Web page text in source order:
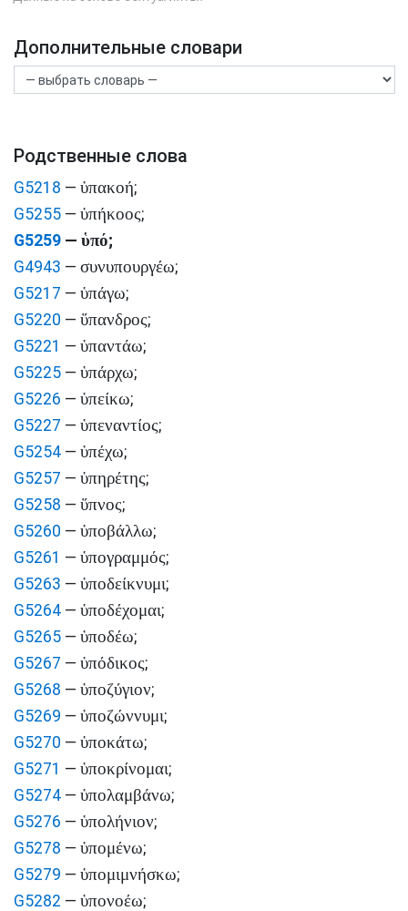
Дополнительные словари
Родственные слова
G5218 — ὑπακοή;
G5255 — ὑπήκοος;
G5259 — ὑπό;
G4943 — συνυπουργέω;
G5217 — ὑπάγω;
G5220 — ὕπανδρος;
G5221 — ὑπαντάω;
G5225 — ὑπάρχω;
G5226 — ὑπείκω;
G5227 — ὑπεναντίος;
G5254 — ὑπέχω;
G5257 — ὑπηρέτης;
G5258 — ὕπνος;
G5260 — ὑποβάλλω;
G5261 — ὑπογραμμός;
G5263 — ὑποδείκνυμι;
G5264 — ὑποδέχομαι;
G5265 — ὑποδέω;
G5267 — ὑπόδικος;
G5268 — ὑποζύγιον;
G5269 — ὑποζώννυμι;
G5270 — ὑποκάτω;
G5271 — ὑποκρίνομαι;
G5274 — ὑπολαμβάνω;
G5276 — ὑπολήνιον;
G5278 — ὑπομένω;
G5279 — ὑπομιμνήσκω;
G5282 — ὑπονοέω;